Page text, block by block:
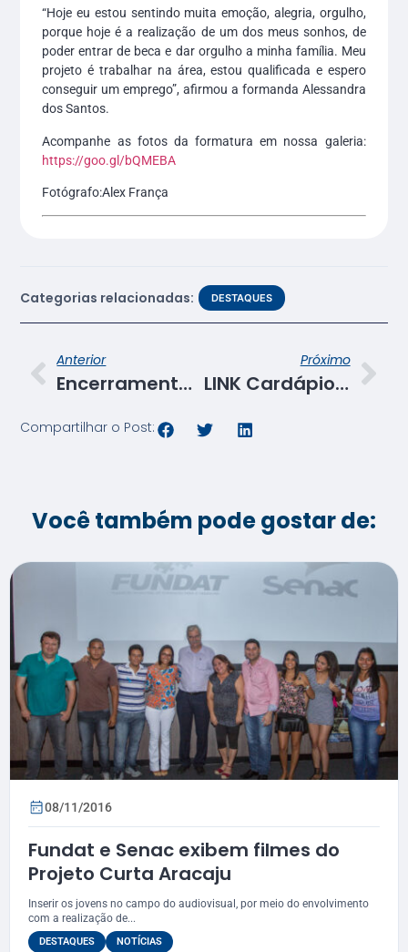
“Hoje eu estou sentindo muita emoção, alegria, orgulho,
porque hoje é a realização de um dos meus sonhos, de
poder entrar de beca e dar orgulho a minha família. Meu
projeto é trabalhar na área, estou qualificada e espero
conseguir um emprego”, afirmou a formanda Alessandra
dos Santos.
Acompanhe as fotos da formatura em nossa galeria:
https://goo.gl/bQMEBA
Fotógrafo:Alex França
Categorias relacionadas: DESTAQUES
Anterior
Encerramento da Gincana Aprendiz Sustentável
Próximo
LINK Cardápio Cacique
Compartilhar o Post:
Você também pode gostar de:
08/11/2016
Fundat e Senac exibem filmes do
Projeto Curta Aracaju
Inserir os jovens no campo do audiovisual, por meio do envolvimento
com a realização de...
DESTAQUES NOTÍCIAS